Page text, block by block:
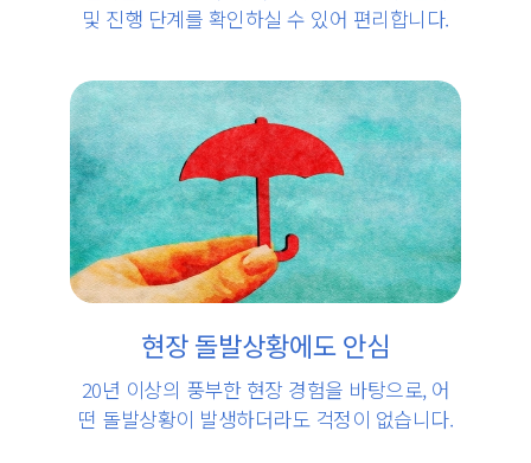
및 진행 단계를 확인하실 수 있어 편리합니다.
현장 돌발상황에도 안심
20년 이상의 풍부한 현장 경험을 바탕으로, 어
떤 돌발상황이 발생하더라도 걱정이 없습니다.